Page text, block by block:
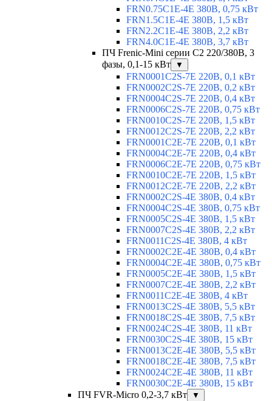
FRN0.75C1E-4E 380В, 0,75 кВт
FRN1.5C1E-4E 380В, 1,5 кВт
FRN2.2C1E-4E 380В, 2,2 кВт
FRN4.0C1E-4E 380В, 3,7 кВт
ПЧ Frenic-Mini серии С2 220/380В, 3
фазы, 0,1-15 кВт
▼
FRN0001C2S-7E 220В, 0,1 кВт
FRN0002C2S-7E 220В, 0,2 кВт
FRN0004C2S-7E 220В, 0,4 кВт
FRN0006C2S-7E 220В, 0,75 кВт
FRN0010C2S-7E 220В, 1,5 кВт
FRN0012C2S-7E 220В, 2,2 кВт
FRN0001C2E-7E 220В, 0,1 кВт
FRN0004C2E-7E 220В, 0,4 кВт
FRN0006C2E-7E 220В, 0,75 кВт
FRN0010C2E-7E 220В, 1,5 кВт
FRN0012C2E-7E 220В, 2,2 кВт
FRN0002C2S-4E 380В, 0,4 кВт
FRN0004C2S-4E 380В, 0,75 кВт
FRN0005C2S-4E 380В, 1,5 кВт
FRN0007C2S-4E 380В, 2,2 кВт
FRN0011C2S-4E 380В, 4 кВт
FRN0002C2E-4E 380В, 0,4 кВт
FRN0004C2E-4E 380В, 0,75 кВт
FRN0005C2E-4E 380В, 1,5 кВт
FRN0007C2E-4E 380В, 2,2 кВт
FRN0011C2E-4E 380В, 4 кВт
FRN0013C2S-4E 380В, 5,5 кВт
FRN0018C2S-4E 380В, 7,5 кВт
FRN0024C2S-4E 380В, 11 кВт
FRN0030C2S-4E 380В, 15 кВт
FRN0013C2E-4E 380В, 5,5 кВт
FRN0018C2E-4E 380В, 7,5 кВт
FRN0024C2E-4E 380В, 11 кВт
FRN0030C2E-4E 380В, 15 кВт
ПЧ FVR-Micro 0,2-3,7 кВт
▼